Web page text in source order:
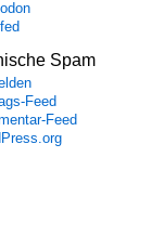
Spam
Feed
Feed